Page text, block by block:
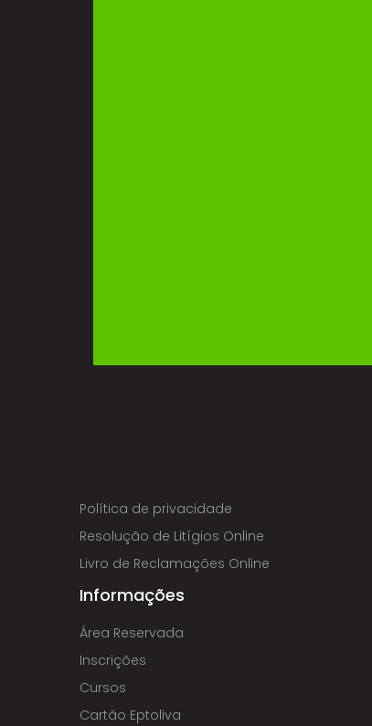
Política de privacidade
Resolução de Litígios Online
Livro de Reclamações Online
Informações
Área Reservada
Inscrições
Cursos
Cartão Eptoliva